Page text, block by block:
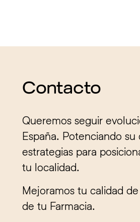
Contacto
Queremos seguir
España. Potenciando
estrategias para
tu localidad.
Mejoramos tu calidad
de tu Farmacia.